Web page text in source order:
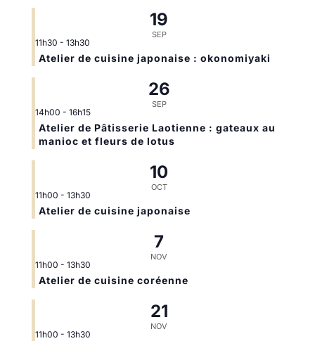
19
SEP
11h30 - 13h30
Atelier de cuisine japonaise : okonomiyaki
26
SEP
14h00 - 16h15
Atelier de Pâtisserie Laotienne : gateaux au
manioc et fleurs de lotus
10
OCT
11h00 - 13h30
Atelier de cuisine japonaise
7
NOV
11h00 - 13h30
Atelier de cuisine coréenne
21
NOV
11h00 - 13h30